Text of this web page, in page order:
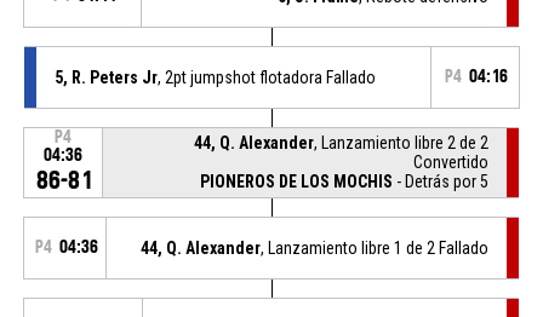
5, R. Peters Jr, 2pt jumpshot flotadora Fallado P4 04:16
P4
04:36
86-81
44, Q. Alexander, Lanzamiento libre 2 de 2
Convertido
PIONEROS DE LOS MOCHIS - Detrás por 5
P4 04:36 44, Q. Alexander, Lanzamiento libre 1 de 2 Fallado